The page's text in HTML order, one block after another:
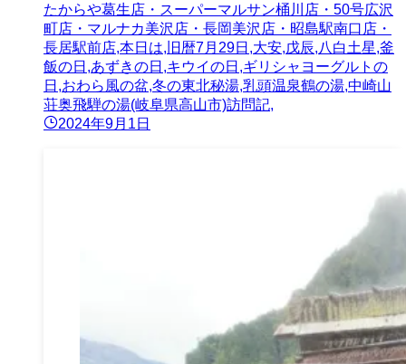
たからや葛生店・スーパーマルサン桶川店・50号広沢
町店・マルナカ美沢店・長岡美沢店・昭島駅南口店・
長居駅前店,本日は,旧暦7月29日,大安,戊辰,八白土星,釜
飯の日,あずきの日,キウイの日,ギリシャヨーグルトの
日,おわら風の盆,冬の東北秘湯,乳頭温泉鶴の湯,中崎山
荘奥飛騨の湯(岐阜県高山市)訪問記,
2024年9月1日